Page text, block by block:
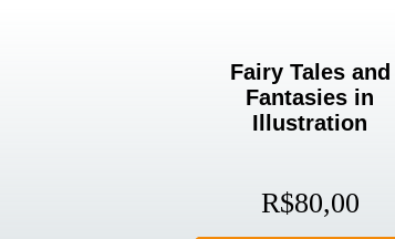
Fairy Tales and
Fantasies in
Illustration
R$80,00